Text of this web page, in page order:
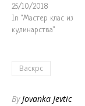
25/10/2018
In "Мастер клас из
кулинарства"
Васкрс
By Jovanka Jevtic